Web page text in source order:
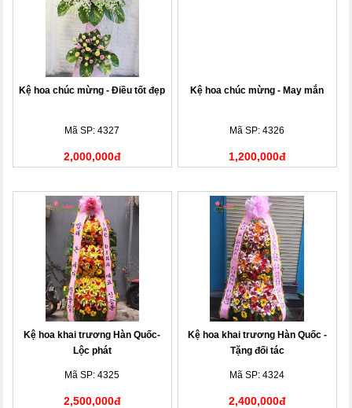
Kệ hoa chúc mừng - Điều tốt đẹp
Mã SP: 4327
2,000,000đ
Kệ hoa chúc mừng - May mắn
Mã SP: 4326
1,200,000đ
Kệ hoa khai trương Hàn Quốc-
Lộc phát
Mã SP: 4325
2,500,000đ
Kệ hoa khai trương Hàn Quốc -
Tặng đối tác
Mã SP: 4324
2,400,000đ